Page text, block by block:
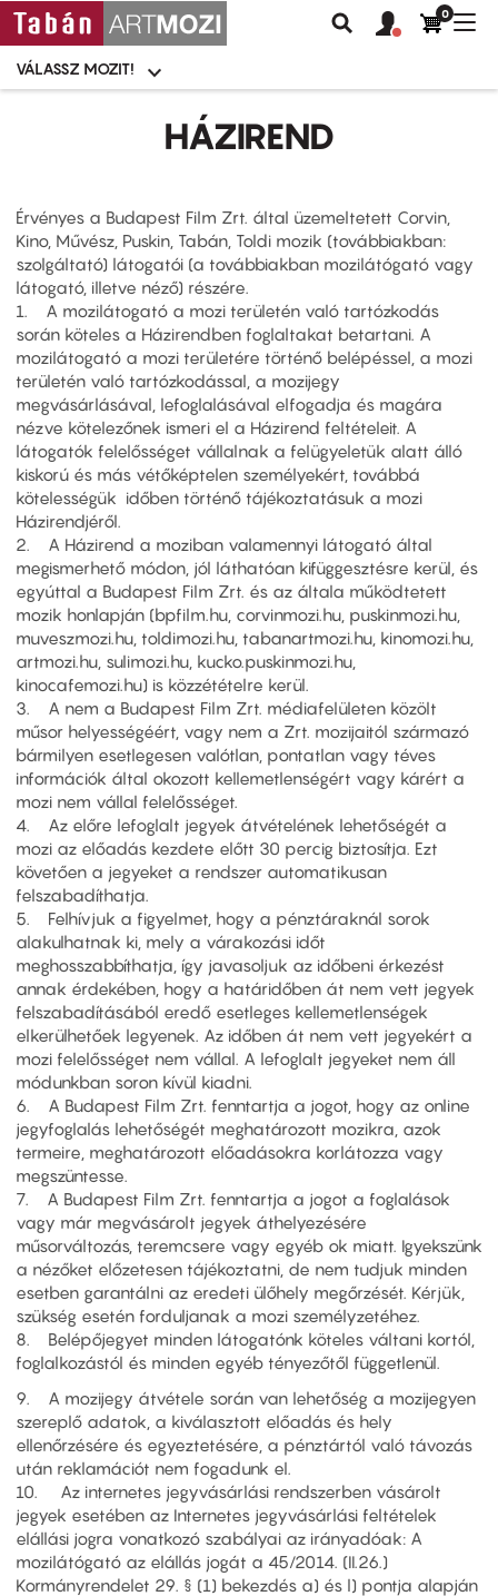
Moziválasztó
menü
VÁLASSZ MOZIT!
Keresés
Felhasználói
fiók
0
HÁZIREND
Érvényes a Budapest Film Zrt. által üzemeltetett Corvin,
Kino, Művész, Puskin, Tabán, Toldi mozik (továbbiakban:
szolgáltató) látogatói (a továbbiakban mozilátógató vagy
látogató, illetve néző) részére.
1. A mozilátogató a mozi területén való tartózkodás
során köteles a Házirendben foglaltakat betartani. A
mozilátogató a mozi területére történő belépéssel, a mozi
területén való tartózkodással, a mozijegy
megvásárlásával, lefoglalásával elfogadja és magára
nézve kötelezőnek ismeri el a Házirend feltételeit. A
látogatók felelősséget vállalnak a felügyeletük alatt álló
kiskorú és más vétőképtelen személyekért, továbbá
kötelességük időben történő tájékoztatásuk a mozi
Házirendjéről.
2. A Házirend a moziban valamennyi látogató által
megismerhető módon, jól láthatóan kifüggesztésre kerül, és
egyúttal a Budapest Film Zrt. és az általa működtetett
mozik honlapján (bpfilm.hu, corvinmozi.hu, puskinmozi.hu,
muveszmozi.hu, toldimozi.hu, tabanartmozi.hu, kinomozi.hu,
artmozi.hu, sulimozi.hu, kucko.puskinmozi.hu,
kinocafemozi.hu) is közzétételre kerül.
3. A nem a Budapest Film Zrt. médiafelületen közölt
műsor helyességéért, vagy nem a Zrt. mozijaitól származó
bármilyen esetlegesen valótlan, pontatlan vagy téves
információk által okozott kellemetlenségért vagy kárért a
mozi nem vállal felelősséget.
4. Az előre lefoglalt jegyek átvételének lehetőségét a
mozi az előadás kezdete előtt 30 percig biztosítja. Ezt
követően a jegyeket a rendszer automatikusan
felszabadíthatja.
5. Felhívjuk a figyelmet, hogy a pénztáraknál sorok
alakulhatnak ki, mely a várakozási időt
meghosszabbíthatja, így javasoljuk az időbeni érkezést
annak érdekében, hogy a határidőben át nem vett jegyek
felszabadításából eredő esetleges kellemetlenségek
elkerülhetőek legyenek. Az időben át nem vett jegyekért a
mozi felelősséget nem vállal. A lefoglalt jegyeket nem áll
módunkban soron kívül kiadni.
6. A Budapest Film Zrt. fenntartja a jogot, hogy az online
jegyfoglalás lehetőségét meghatározott mozikra, azok
termeire, meghatározott előadásokra korlátozza vagy
megszüntesse.
7. A Budapest Film Zrt. fenntartja a jogot a foglalások
vagy már megvásárolt jegyek áthelyezésére
műsorváltozás, teremcsere vagy egyéb ok miatt. Igyekszünk
a nézőket előzetesen tájékoztatni, de nem tudjuk minden
esetben garantálni az eredeti ülőhely megőrzését. Kérjük,
szükség esetén forduljanak a mozi személyzetéhez.
8. Belépőjegyet minden látogatónk köteles váltani kortól,
foglalkozástól és minden egyéb tényezőtől függetlenül.
9. A mozijegy átvétele során van lehetőség a mozijegyen
szereplő adatok, a kiválasztott előadás és hely
ellenőrzésére és egyeztetésére, a pénztártól való távozás
után reklamációt nem fogadunk el.
10. Az internetes jegyvásárlási rendszerben vásárolt
jegyek esetében az Internetes jegyvásárlási feltételek
elállási jogra vonatkozó szabályai az irányadóak: A
mozilátógató az elállás jogát a 45/2014. (II.26.)
Kormányrendelet 29. § (1) bekezdés a) és l) pontja alapján